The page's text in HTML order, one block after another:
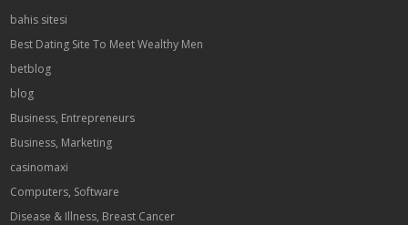
bahis sitesi
Best Dating Site To Meet Wealthy Men
betblog
blog
Business, Entrepreneurs
Business, Marketing
casinomaxi
Computers, Software
Disease & Illness, Breast Cancer